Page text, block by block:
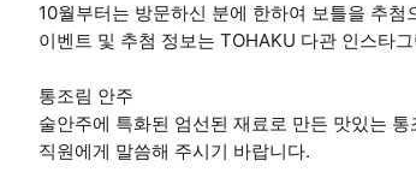
10월부터는 방문하신 분에 한하여 보틀을 추첨
이벤트 및 추첨 정보는 TOHAKU 다관 인스타
통조림 안주
술안주에 특화된 엄선된 재료로 만든 맛있는
직원에게 말씀해 주시기 바랍니다.